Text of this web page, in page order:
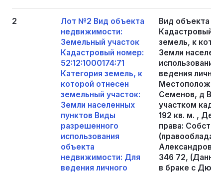
2
Лот №2 Вид объекта
недвижимости:
Земельный участок
Кадастровый номер:
52:12:1000174:71
Категория земель, к
которой отнесен
земельный участок:
Земли населенных
пунктов Виды
разрешенного
использования
объекта
недвижимости: Для
ведения личного
Вид объекта
Кадастровый
земель, к
Земли
ведения
Семенов, д
участком кад.
192 кв. м. ,
права:
346 72,
в браке с